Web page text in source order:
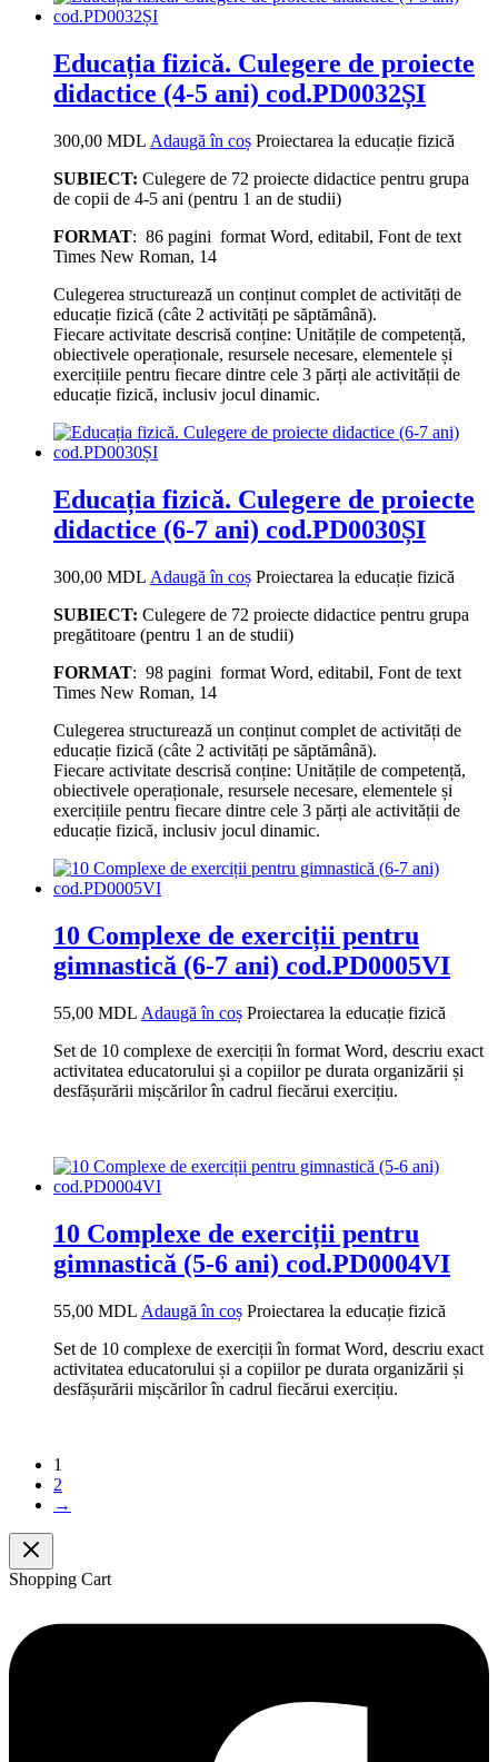
Educația fizică. Culegere de proiecte
didactice (4-5 ani) cod.PD0032ȘI
300,00 MDL Adaugă în coș Proiectarea la educație fizică
SUBIECT: Culegere de 72 proiecte didactice pentru grupa
de copii de 4-5 ani (pentru 1 an de studii)
FORMAT: 86 pagini format Word, editabil, Font de text
Times New Roman, 14
Culegerea structurează un conținut complet de activități de
educație fizică (câte 2 activități pe săptămână).
Fiecare activitate descrisă conține: Unitățile de competență,
obiectivele operaționale, resursele necesare, elementele și
exercițiile pentru fiecare dintre cele 3 părți ale activității de
educație fizică, inclusiv jocul dinamic.
Educația fizică. Culegere de proiecte
didactice (6-7 ani) cod.PD0030ȘI
300,00 MDL Adaugă în coș Proiectarea la educație fizică
SUBIECT: Culegere de 72 proiecte didactice pentru grupa
pregătitoare (pentru 1 an de studii)
FORMAT: 98 pagini format Word, editabil, Font de text
Times New Roman, 14
Culegerea structurează un conținut complet de activități de
educație fizică (câte 2 activități pe săptămână).
Fiecare activitate descrisă conține: Unitățile de competență,
obiectivele operaționale, resursele necesare, elementele și
exercițiile pentru fiecare dintre cele 3 părți ale activității de
educație fizică, inclusiv jocul dinamic.
10 Complexe de exerciții pentru
gimnastică (6-7 ani) cod.PD0005VI
55,00 MDL Adaugă în coș Proiectarea la educație fizică
Set de 10 complexe de exerciții în format Word, descriu exact
activitatea educatorului și a copiilor pe durata organizării și
desfășurării mișcărilor în cadrul fiecărui exercițiu.
10 Complexe de exerciții pentru
gimnastică (5-6 ani) cod.PD0004VI
55,00 MDL Adaugă în coș Proiectarea la educație fizică
Set de 10 complexe de exerciții în format Word, descriu exact
activitatea educatorului și a copiilor pe durata organizării și
desfășurării mișcărilor în cadrul fiecărui exercițiu.
1
2
→
Shopping Cart